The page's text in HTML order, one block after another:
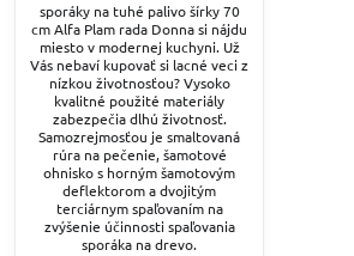
sporáky na tuhé palivo šírky 70
cm Alfa Plam rada Donna si nájdu
miesto v modernej kuchyni. Už
Vás nebaví kupovať si lacné veci z
nízkou životnosťou? Vysoko
kvalitné použité materiály
zabezpečia dlhú životnosť.
Samozrejmosťou je smaltovaná
rúra na pečenie, šamotové
ohnisko s horným šamotovým
deflektorom a dvojitým
terciárnym spaľovaním na
zvýšenie účinnosti spaľovania
sporáka na drevo.